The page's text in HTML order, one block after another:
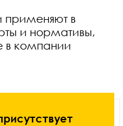
применяют в
и нормативы,
в компании